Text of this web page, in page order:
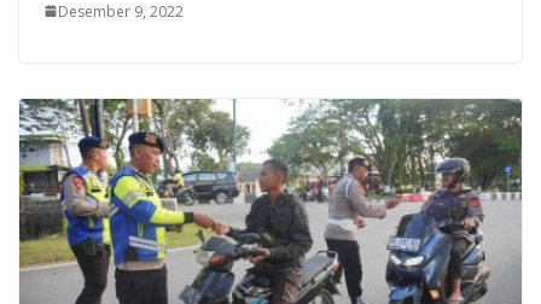
Desember 9, 2022